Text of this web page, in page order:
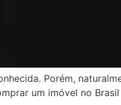
Porém,
um imóvel no